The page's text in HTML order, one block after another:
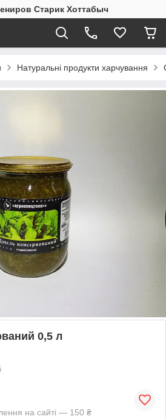
Старик Хоттабыч
Натуральні продукти харчування
0,5 л
на сайті — 150 ₴